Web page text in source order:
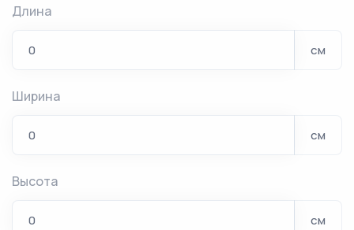
Длина
см
Ширина
см
Высота
см